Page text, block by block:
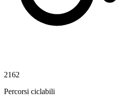
2162
Percorsi ciclabili